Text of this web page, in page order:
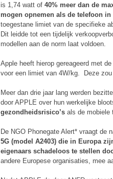
is 1,74 watt of40% meer dan de
mogen opnemen als de telefoon
toegestane limiet van de specifieke
Dit leidde tot een tijdelijk
modellen aan de norm laat voldoen.
Apple heeft hierop gereageerd met
voor een limiet van 4W/kg. Deze
Meer dan drie jaar lang werden
door APPLE over hun werkelijke
gezondheidsrisico’s als de mobiele
De NGO Phonegate Alert* vraagt de
5G (model A2403) die in Europa
eigenaars schadeloos te stellen
andere Europese organisaties, mee